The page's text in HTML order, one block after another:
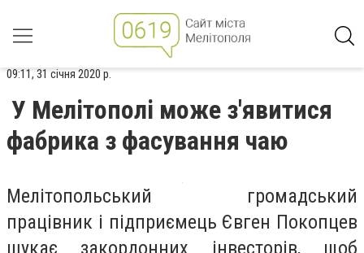
09:11, 31 січня 2020 р.
У Мелітополі може з'явитися
фабрика з фасування чаю
Мелітопольський громадський
працівник і підприємець Євген Покопцев
шукає закордонних інвесторів, щоб